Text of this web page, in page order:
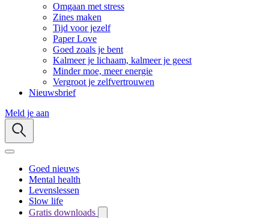
Omgaan met stress
Zines maken
Tijd voor jezelf
Paper Love
Goed zoals je bent
Kalmeer je lichaam, kalmeer je geest
Minder moe, meer energie
Vergroot je zelfvertrouwen
Nieuwsbrief
Meld je aan
Goed nieuws
Mental health
Levenslessen
Slow life
Gratis downloads